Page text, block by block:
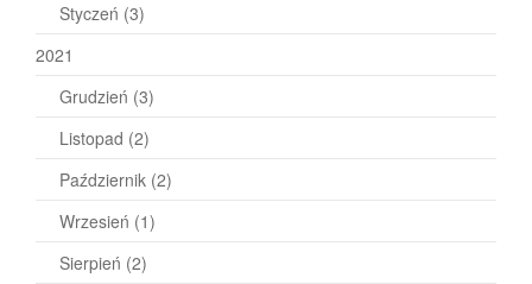
Styczeń (3)
2021
Grudzień (3)
Listopad (2)
Październik (2)
Wrzesień (1)
Sierpień (2)